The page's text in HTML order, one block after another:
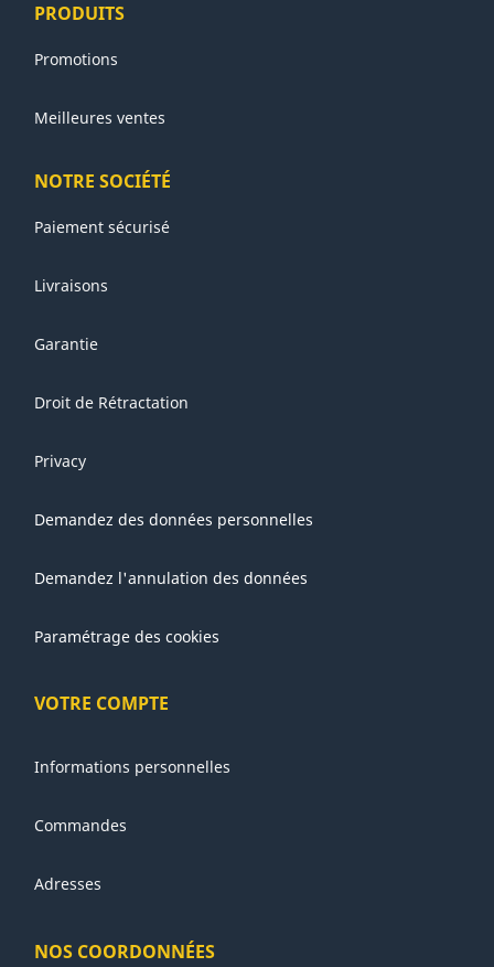
PRODUITS
Promotions
Meilleures ventes
NOTRE SOCIÉTÉ
Paiement sécurisé
Livraisons
Garantie
Droit de Rétractation
Privacy
Demandez des données personnelles
Demandez l'annulation des données
Paramétrage des cookies
VOTRE COMPTE
Informations personnelles
Commandes
Adresses
NOS COORDONNÉES